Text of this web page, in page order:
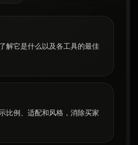
解它是什么以及各工具的最佳
比例、适配和风格，消除买家